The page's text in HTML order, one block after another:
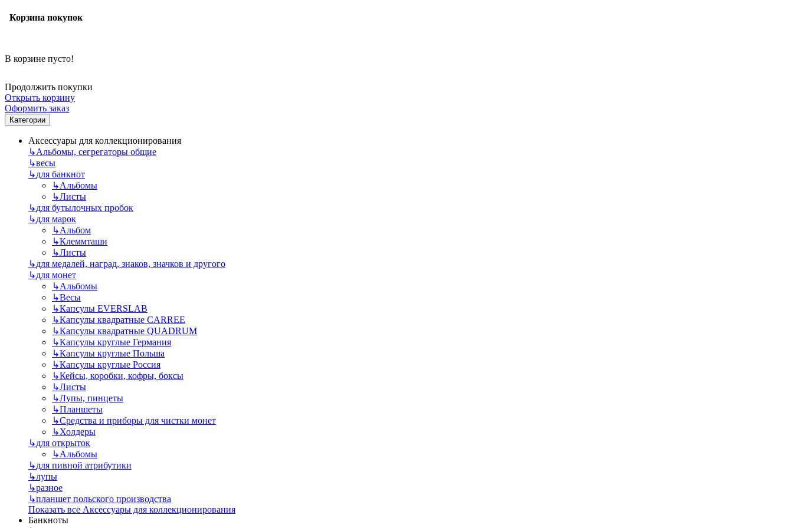
Корзина покупок
В корзине пусто!
Продолжить покупки
Открыть корзину
Оформить заказ
Категории
Аксессуары для коллекционирования
↳Альбомы, сегрегаторы общие
↳весы
↳для банкнот
↳Альбомы
↳Листы
↳для бутылочных пробок
↳для марок
↳Альбом
↳Клеммташи
↳Листы
↳для медалей, наград, знаков, значков и другого
↳для монет
↳Альбомы
↳Весы
↳Капсулы EVERSLAB
↳Капсулы квадратные CARREE
↳Капсулы квадратные QUADRUM
↳Капсулы круглые Германия
↳Капсулы круглые Польша
↳Капсулы круглые Россия
↳Кейсы, коробки, кофры, боксы
↳Листы
↳Лупы, пинцеты
↳Планшеты
↳Средства и приборы для чистки монет
↳Холдеры
↳для открыток
↳Альбомы
↳для пивной атрибутики
↳лупы
↳разное
↳планшет польского производства
Показать все Аксессуары для коллекционирования
Банкноты